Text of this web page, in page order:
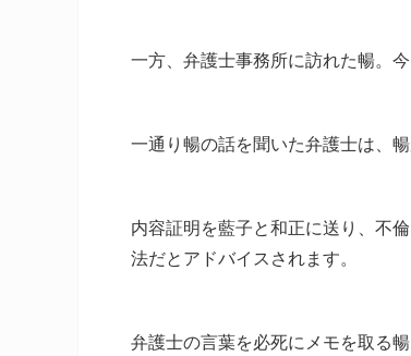
一方、弁護士事務所に訪れた暢。
一通り暢の話を聞いた弁護士は、
内容証明を藍子と和正に送り、不
法だとアドバイスされます。
弁護士の言葉を必死にメモを取る暢